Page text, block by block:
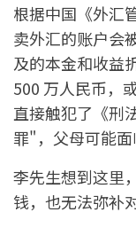
根据中国《外汇
卖外汇的账户会
及的本金和收益
500 万人民币，
直接触犯了《刑
罪"，父母可能面
李先生想到这里
钱，也无法弥补